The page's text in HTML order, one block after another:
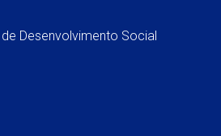
Desenvolvimento Social